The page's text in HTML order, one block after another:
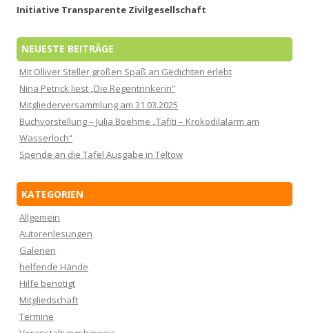
Initiative Transparente Zivilgesellschaft
NEUESTE BEITRÄGE
Mit Olliver Steller großen Spaß an Gedichten erlebt
Nina Petrick liest „Die Regentrinkerin“
Mitgliederversammlung am 31.03.2025
Buchvorstellung – Julia Boehme „Tafiti – Krokodilalarm am
Wasserloch“
Spende an die Tafel Ausgabe in Teltow
KATEGORIEN
Allgemein
Autorenlesungen
Galerien
helfende Hände
Hilfe benötigt
Mitgliedschaft
Termine